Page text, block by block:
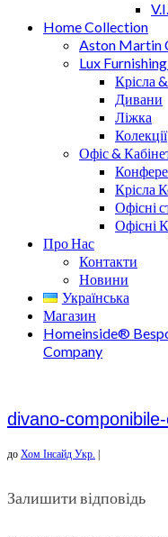
Home Collection
Aston Martin
Lux
Крісла
Дивани
Ліжка
Колекції
Офіс &
Крісла
Офісні
Офісні
Про Нас
Контакти
Новини
Українська
Магазин
Homeinside®
Company
divano-
до Хом Інсайд Укр.
Залишити відповідь